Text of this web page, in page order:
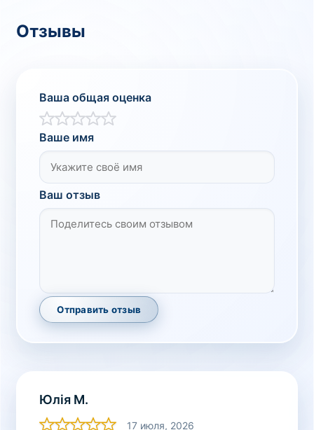
Отзывы
Ваша общая оценка
Ваше имя
Ваш отзыв
Отправить отзыв
Юлія М.
17 июля, 2026